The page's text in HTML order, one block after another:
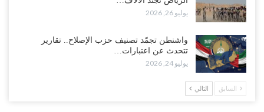
يوليو 26, 2026
واشنطن تجمّد تصنيف حزب الإصلاح.. تقارير
تتحدث عن اعتبارات…
يوليو 24, 2026
السابق التالي